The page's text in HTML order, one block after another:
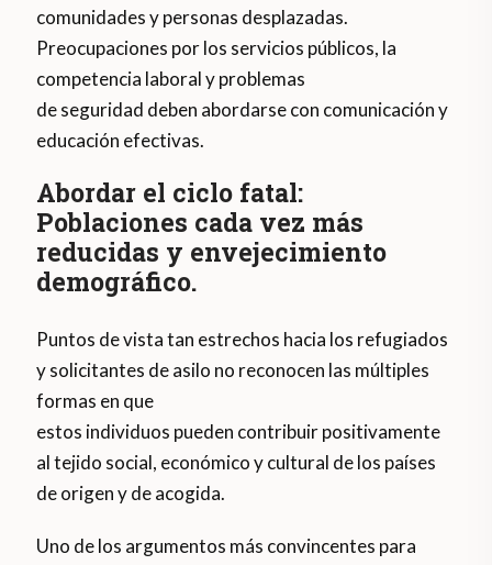
comunidades y personas desplazadas.
Preocupaciones por los servicios públicos, la
competencia laboral y problemas
de seguridad deben abordarse con comunicación y
educación efectivas.
Abordar el ciclo fatal:
Poblaciones cada vez más
reducidas y envejecimiento
demográfico.
Puntos de vista tan estrechos hacia los refugiados
y solicitantes de asilo no reconocen las múltiples
formas en que
estos individuos pueden contribuir positivamente
al tejido social, económico y cultural de los países
de origen y de acogida.
Uno de los argumentos más convincentes para